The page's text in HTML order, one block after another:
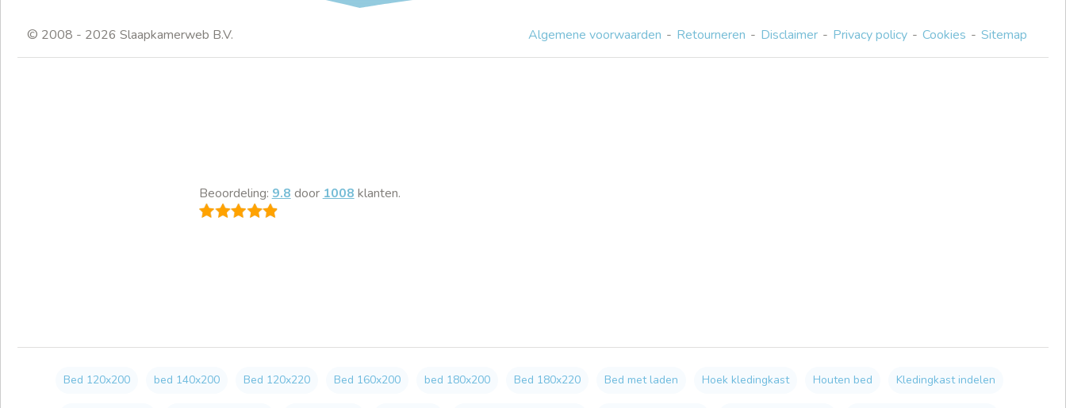
© 2008 - 2026 Slaapkamerweb B.V. Algemene voorwaarden Retourneren Disclaimer Privacy policy Cookies Sitemap
Beoordeling: 9.8 door 1008 klanten.
Bed 120x200 bed 140x200 Bed 120x220 Bed 160x200 bed 180x200 Bed 180x220 Bed met laden Hoek kledingkast Houten bed Kledingkast indelen